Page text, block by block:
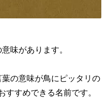
味があります。
葉の意味が鳥にピッタリの
すすめできる名前です。